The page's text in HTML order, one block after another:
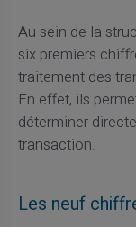
Au sein de la
six premiers
traitement des
En effet, ils
déterminer
transaction.
Les neuf